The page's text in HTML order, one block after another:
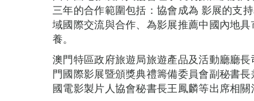
三年的合作範圍包括：協會成為 影展的支
域國際交流與合作、為影展推薦中國內地
養。
澳門特區政府旅遊局旅遊產品及活動廳廳
門國際影展暨頒獎典禮籌備委員會副秘書
國電影製片人協會秘書長王鳳麟等出席相關